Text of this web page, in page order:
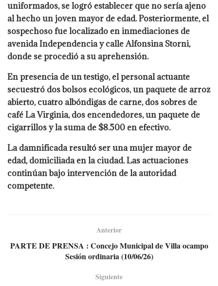
uniformados, se logró establecer que no sería ajeno
al hecho un joven mayor de edad. Posteriormente, el
sospechoso fue localizado en inmediaciones de
avenida Independencia y calle Alfonsina Storni,
donde se procedió a su aprehensión.
En presencia de un testigo, el personal actuante
secuestró dos bolsos ecológicos, un paquete de arroz
abierto, cuatro albóndigas de carne, dos sobres de
café La Virginia, dos encendedores, un paquete de
cigarrillos y la suma de $8.500 en efectivo.
La damnificada resultó ser una mujer mayor de
edad, domiciliada en la ciudad. Las actuaciones
continúan bajo intervención de la autoridad
competente.
Anterior
PARTE DE PRENSA : Concejo Municipal de Villa ocampo
Sesión ordinaria (10/06/26)
Siguiente